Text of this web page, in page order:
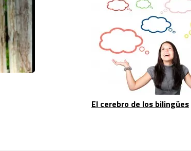
El cerebro de los bilingües